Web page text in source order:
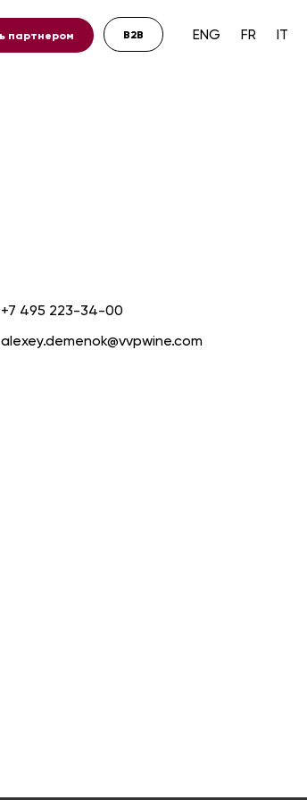
IT
FR
ENG
+7 495 223-34-00
alexey.demenok@vvpwine.com